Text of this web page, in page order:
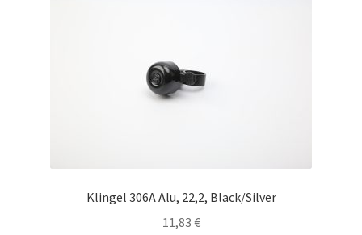
Klingel 306A Alu, 22,2, Black/Silver
11,83 €